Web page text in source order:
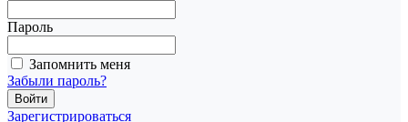
Пароль
Запомнить меня
Забыли пароль?
Зарегистрироваться